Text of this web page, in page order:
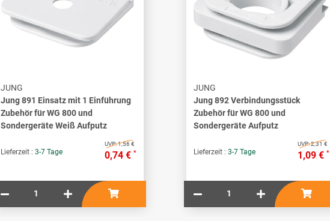
JUNG
Jung 891 Einsatz mit 1 Einführung
Zubehör für WG 800 und
Sondergeräte Weiß Aufputz
Lieferzeit : 3-7 Tage
UVP:1,56 €
0,74 € *
JUNG
Jung 892 Verbindungsstück
Zubehör für WG 800 und
Sondergeräte Aufputz
Lieferzeit : 3-7 Tage
UVP:2,31 €
1,09 € *